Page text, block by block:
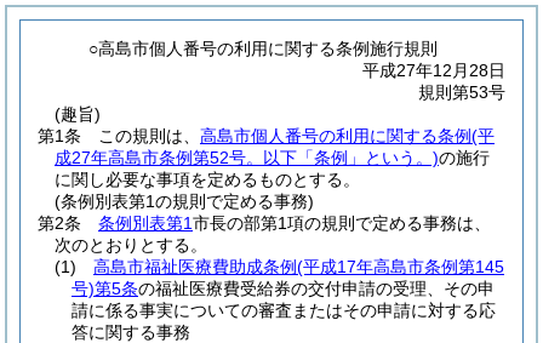
○高島市個人番号の利用に関する条例施行規則
平成27年12月28日
規則第53号
(趣旨)
第1条
この規則は、 高島市個人番号の利用に関する条例(平
成27年高島市条例第52号。以下「条例」という。)の施行
に関し必要な事項を定めるものとする。
(条例別表第1の規則で定める事務)
第2条
条例別表第1市長の部第1項の規則で定める事務は、
次のとおりとする。
(1)
高島市福祉医療費助成条例(平成17年高島市条例第145
号)第5条の福祉医療費受給券の交付申請の受理、その申
請に係る事実についての審査またはその申請に対する応
答に関する事務